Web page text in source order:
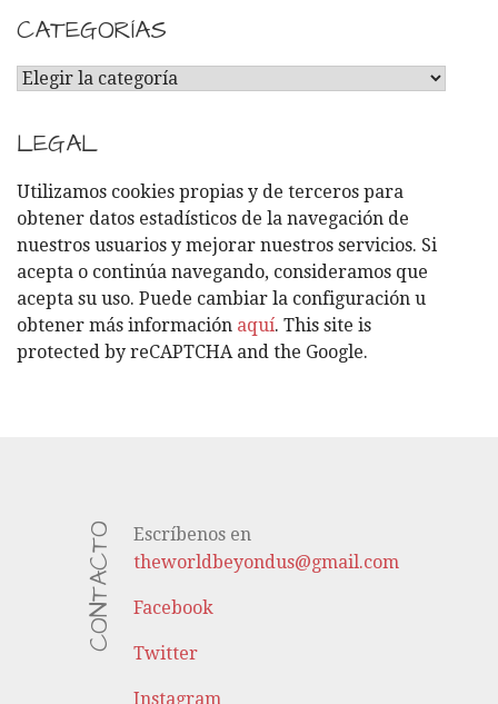
CATEGORÍAS
C
T
E
G
O
R
Í
A
S
LEGAL
Utilizamos cookies propias y de terceros para
obtener datos estadísticos de la navegación de
nuestros usuarios y mejorar nuestros servicios. Si
acepta o continúa navegando, consideramos que
acepta su uso. Puede cambiar la configuración u
obtener más información aquí. This site is
protected by reCAPTCHA and the Google.
CONTACTO
Escríbenos en
theworldbeyondus@gmail.com
Facebook
Twitter
Instagram